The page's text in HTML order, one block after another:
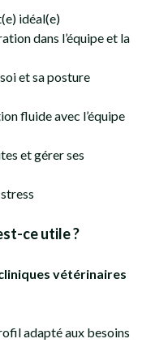
idéal(e)
dans l’équipe et la
et sa posture
fluide avec l’équipe
et gérer ses
ce utile ?
vétérinaires
adapté aux besoins